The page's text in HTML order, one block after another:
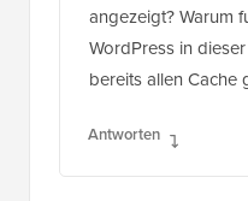
angezeigt? Warum
WordPress in
bereits allen Cache
Antworten